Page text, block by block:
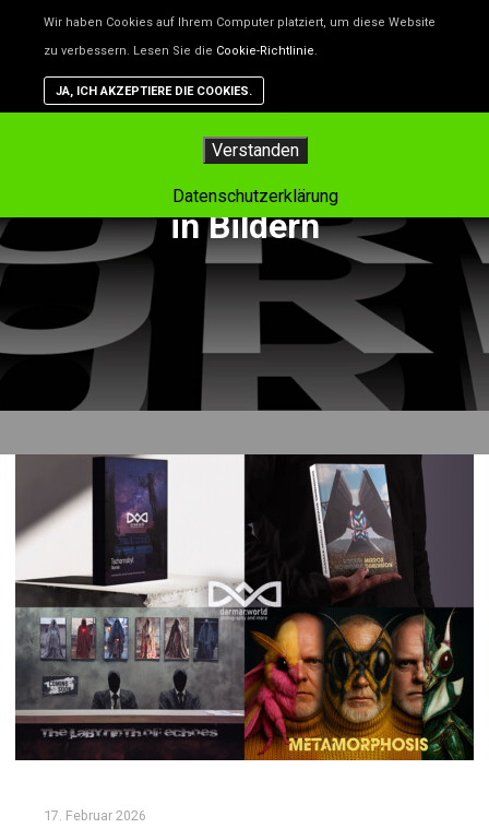
Tag-Archiv:Storytelling
in Bildern
17. Februar 2026
Wir haben Cookies auf Ihrem Computer platziert, um diese Website
zu verbessern. Lesen Sie die Cookie-Richtlinie.
JA, ICH AKZEPTIERE DIE COOKIES.
Unsere Website benutzt Cookies – das sind kleine Dateien,
helfen, die Website besser zu machen. Wenn du nicht willst,
Browser einstellen. Aber dann funktioniert vielleicht nicht
auf der Website so, wie es soll.
Verstanden
Datenschutzerklärung